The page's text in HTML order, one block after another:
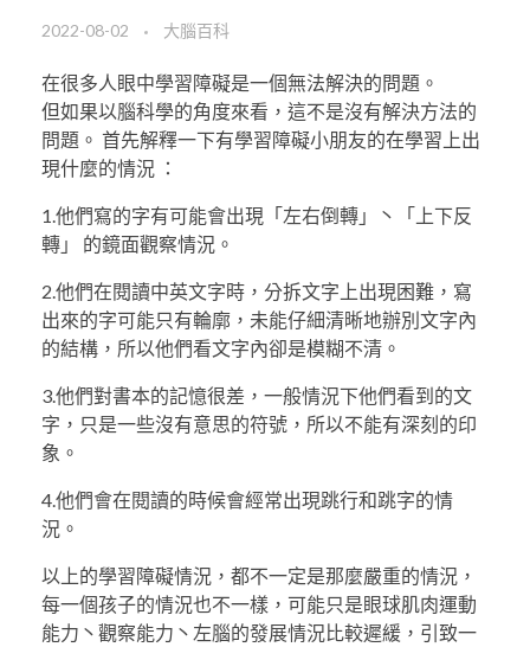
2022-08-02 大腦百科
在很多人眼中學習障礙是一個無法解決的問題。
但如果以腦科學的角度來看，這不是沒有解決方法的
問題。 首先解釋一下有學習障礙小朋友的在學習上出
現什麼的情況 ：
1.他們寫的字有可能會出現「左右倒轉」丶「上下反
轉」 的鏡面觀察情況。
2.他們在閱讀中英文字時，分拆文字上出現困難，寫
出來的字可能只有輪廓，未能仔細清晰地辦別文字內
的結構，所以他們看文字內卻是模糊不清。
3.他們對書本的記憶很差，一般情況下他們看到的文
字，只是一些沒有意思的符號，所以不能有深刻的印
象。
4.他們會在閱讀的時候會經常出現跳行和跳字的情
況。
以上的學習障礙情況，都不一定是那麼嚴重的情況，
每一個孩子的情況也不一樣，可能只是眼球肌肉運動
能力丶觀察能力丶左腦的發展情況比較遲緩，引致一